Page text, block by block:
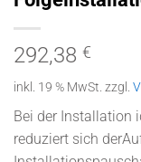
292,38 €
inkl. 19 % MwSt. zzgl.
Bei der Installation
reduziert sich